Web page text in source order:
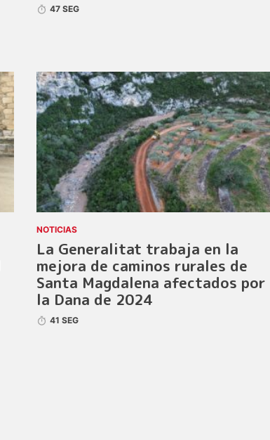
47 SEG
NOTICIAS
La Generalitat trabaja en la
mejora de caminos rurales de
Santa Magdalena afectados por
la Dana de 2024
41 SEG